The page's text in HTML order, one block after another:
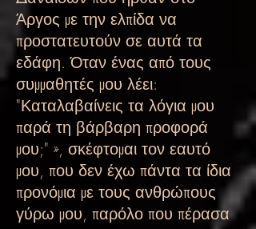
Άργος με την ελπίδα να
προστατευτούν σε αυτά τα
εδάφη. Όταν ένας από τους
συμμαθητές μου λέει:
"Καταλαβαίνεις τα λόγια μου
παρά τη βάρβαρη προφορά
μου;" », σκέφτομαι τον εαυτό
μου, που δεν έχω πάντα τα ίδια
προνόμια με τους ανθρώπους
γύρω μου, παρόλο που πέρασα